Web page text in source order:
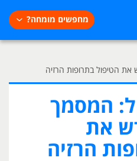
מחפשים מומחה?
הטיפול בתרופות הרזיה
המסמך
את
הרזיה